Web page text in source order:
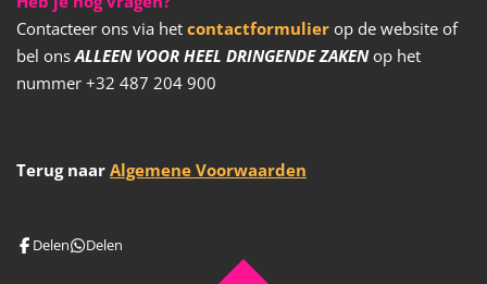
Contacteer ons via het contactformulier op de website of
bel onsALLEEN VOOR HEEL DRINGENDE ZAKENop het
nummer +32 487 204 900
Terug naar Algemene Voorwaarden
Delen Delen